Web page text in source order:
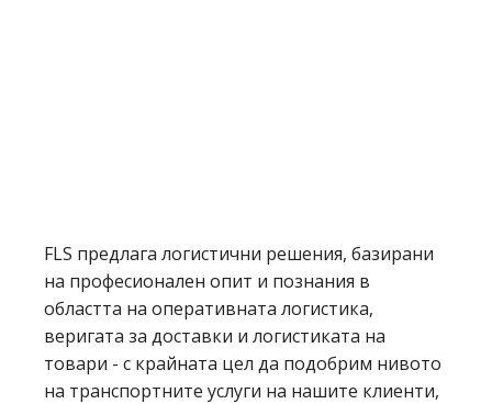
FLS предлага логистични решения, базирани
на професионален опит и познания в
областта на оперативната логистика,
веригата за доставки и логистиката на
товари - с крайната цел да подобрим нивото
на транспортните услуги на нашите клиенти,